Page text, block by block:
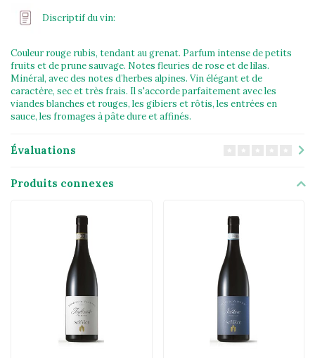
Discriptif du vin:
Couleur rouge rubis, tendant au grenat. Parfum intense de petits
fruits et de prune sauvage. Notes fleuries de rose et de lilas.
Minéral, avec des notes d’herbes alpines. Vin élégant et de
caractère, sec et très frais. Il s'accorde parfaitement avec les
viandes blanches et rouges, les gibiers et rôtis, les entrées en
sauce, les fromages à pâte dure et affinés.
Évaluations
Produits connexes